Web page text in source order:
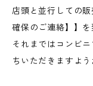
店頭と並行しての
確保のご連絡】】を
それまではコンビ
ちいただきますよう